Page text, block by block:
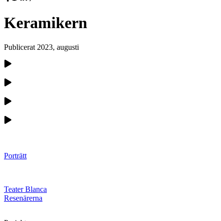
Keramikern
Publicerat 2023, augusti
Porträtt
Teater Blanca
Resenärerna